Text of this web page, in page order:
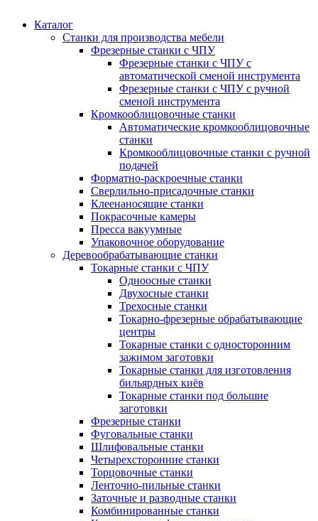
Каталог
Станки для производства мебели
Фрезерные станки с ЧПУ
Фрезерные станки с ЧПУ с
автоматической сменой инструмента
Фрезерные станки с ЧПУ с ручной
сменой инструмента
Кромкооблицовочные станки
Автоматические кромкооблицовочные
станки
Кромкооблицовочные станки с ручной
подачей
Форматно-раскроечные станки
Сверлильно-присадочные станки
Клеенаносящие станки
Покрасочные камеры
Пресса вакуумные
Упаковочное оборудование
Деревообрабатывающие станки
Токарные станки с ЧПУ
Одноосные станки
Двухосные станки
Трехосные станки
Токарно-фрезерные обрабатывающие
центры
Токарные станки с односторонним
зажимом заготовки
Токарные станки для изготовления
бильярдных киёв
Токарные станки под большие
заготовки
Фрезерные станки
Фуговальные станки
Шлифовальные станки
Четырехсторонние станки
Торцовочные станки
Ленточно-пильные станки
Заточные и разводные станки
Комбинированные станки